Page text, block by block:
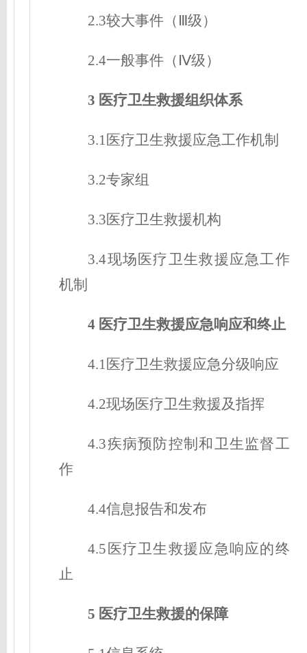
2.3较大事件（Ⅲ级）
2.4一般事件（Ⅳ级）
3 医疗卫生救援组织体系
3.1医疗卫生救援应急工作机制
3.2专家组
3.3医疗卫生救援机构
3.4现场医疗卫生救援应急工作
机制
4 医疗卫生救援应急响应和终止
4.1医疗卫生救援应急分级响应
4.2现场医疗卫生救援及指挥
4.3疾病预防控制和卫生监督工
作
4.4信息报告和发布
4.5医疗卫生救援应急响应的终
止
5 医疗卫生救援的保障